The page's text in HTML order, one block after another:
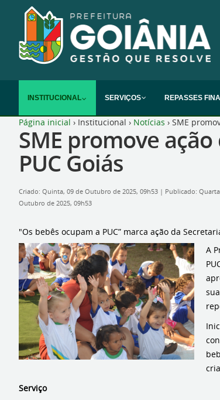
INSTITUCIONAL SERVIÇOS REPASSES
Página inicial › Institucional › Notícias › SME
SME promove
PUC Goiás
Criado: Quinta, 09 de Outubro de 2025, 09h53 | Publicado:
Outubro de 2025, 09h53
"Os bebês ocupam a PUC” marca ação da
A
Serviço